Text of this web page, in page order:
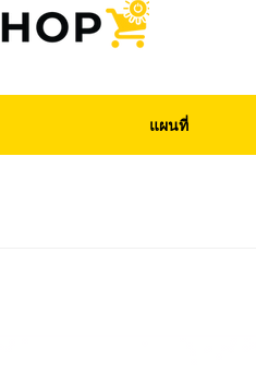
แผนที่